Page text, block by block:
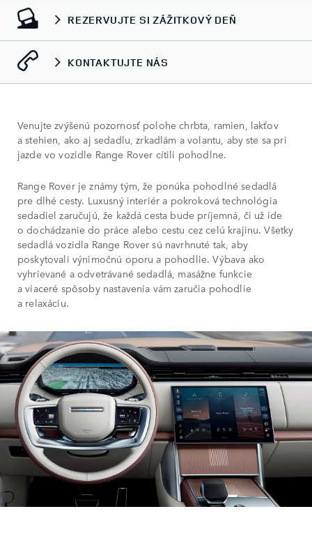
REZERVUJTE SI ZÁŽITKOVÝ DEŇ
KONTAKTUJTE NÁS
Venujte zvýšenú pozornosť polohe chrbta, ramien, lakťov
a stehien, ako aj sedadlu, zrkadlám a volantu, aby ste sa pri
jazde vo vozidle Range Rover cítili pohodlne.
Range Rover je známy tým, že ponúka pohodlné sedadlá
pre dlhé cesty. Luxusný interiér a pokroková technológia
sedadiel zaručujú, že každá cesta bude príjemná, či už ide
o dochádzanie do práce alebo cestu cez celú krajinu. Všetky
sedadlá vozidla Range Rover sú navrhnuté tak, aby
poskytovali výnimočnú oporu a pohodlie. Výbava ako
vyhrievané a odvetrávané sedadlá, masážne funkcie
a viaceré spôsoby nastavenia vám zaručia pohodlie
a relaxáciu.